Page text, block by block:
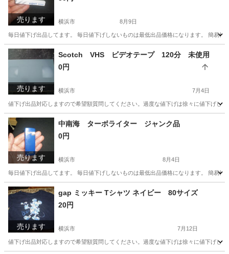
売ります 横浜市 8月9日
毎日値下げ出品してます。 毎日値下げしないものは最低出品価格になります。 簡易
神奈川 横浜市
売ります
Scotch VHS ビデオテープ 120分 未使用
0円
横浜市 7月4日
値下げ出品対応しますので希望額質問してください。過度な値下げは徐々に値下げし
神奈川 横浜市 その他
売ります
中南海 ターボライター ジャンク品
0円
横浜市 8月4日
毎日値下げ出品してます。 毎日値下げしないものは最低出品価格になります。 簡易
神奈川 横浜市
売ります
gap ミッキー Tシャツ ネイビー 80サイズ
20円
横浜市 7月12日
値下げ出品対応しますので希望額質問してください。過度な値下げは徐々に値下げし